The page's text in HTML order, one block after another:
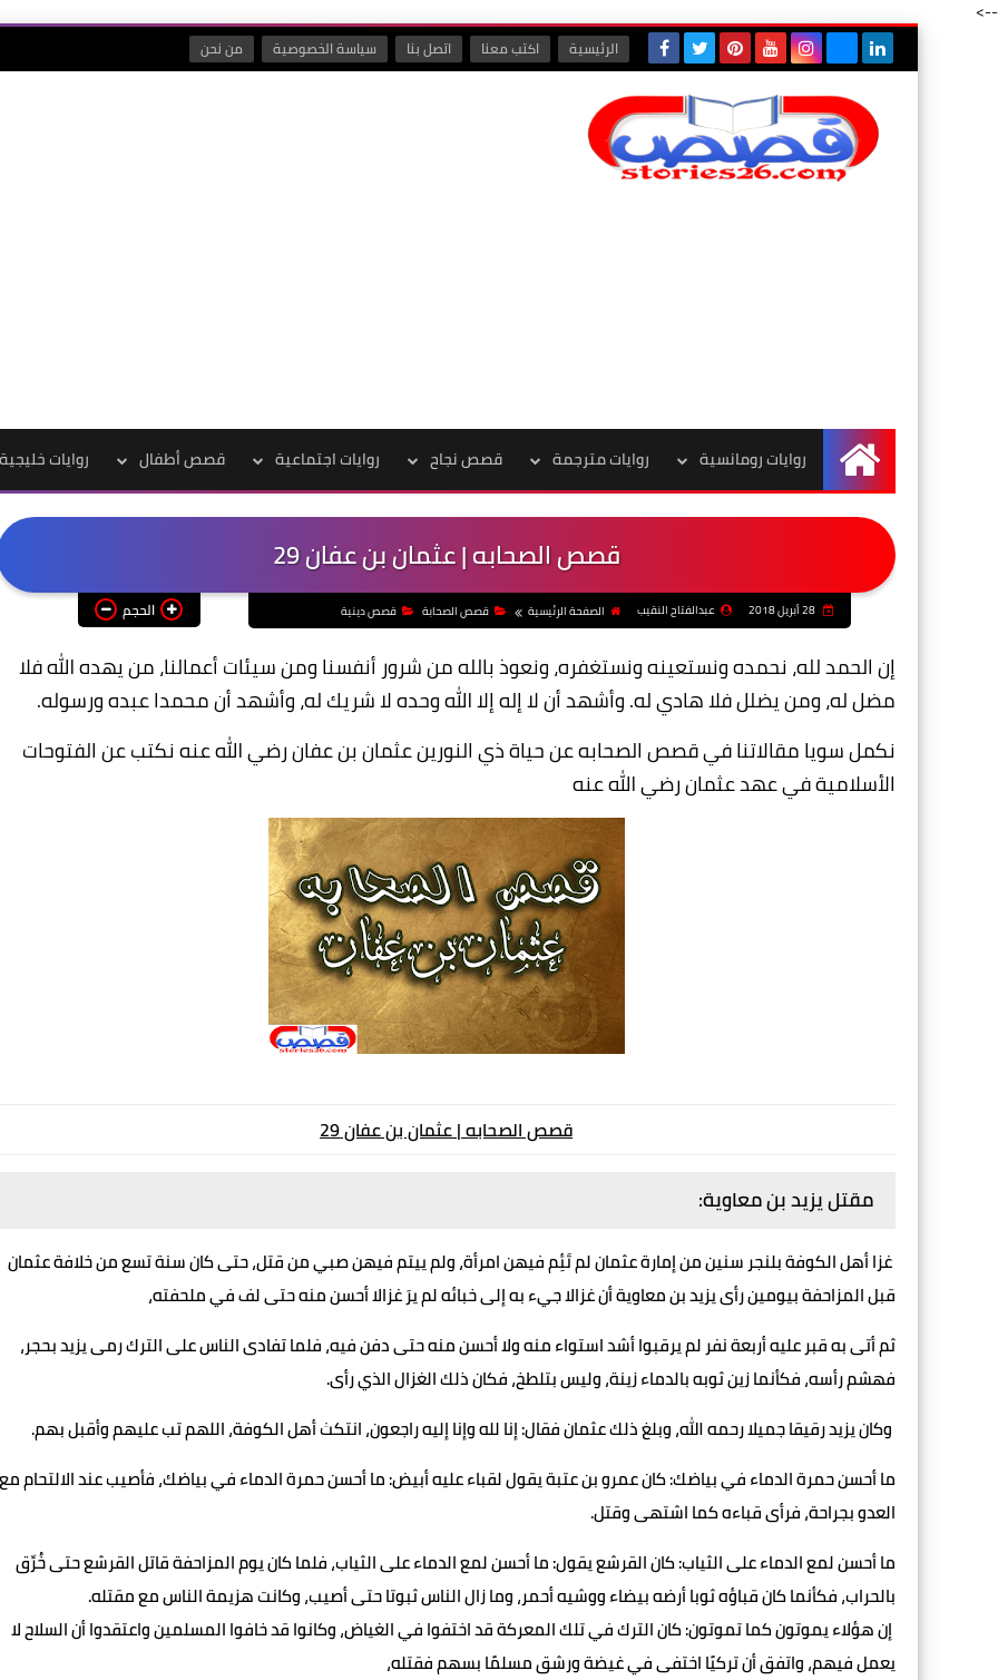
-->
الرئيسية اكتب معنا اتصل بنا سياسة الخصوصية من نحن
الرئيسية
روايات رومانسية روايات مترجمة قصص نجاح روايات اجتماعية قصص أطفال روايات خليجية
قصص الصحابه | عثمان بن عفان 29
28 أبريل 2018 عبدالفتاح النقيب الصفحة الرئيسية قصص الصحابة قصص دينية الحجم
إن الحمد لله، نحمده ونستعينه ونستغفره، ونعوذ بالله من شرور أنفسنا ومن سيئات أعمالنا، من يهده الله فلا
مضل له، ومن يضلل فلا هادي له. وأشهد أن لا إله إلا الله وحده لا شريك له، وأشهد أن محمدا عبده ورسوله.
نكمل سويا مقالاتنا في قصص الصحابه عن حياة ذي النورين عثمان بن عفانرضي الله عنه نكتب عن الفتوحات
الأسلامية في عهد عثمان رضي الله عنه
قصص الصحابه | عثمان بن عفان 29
مقتل يزيد بن معاوية:
غزا أهل الكوفة بلنجر سنين من إمارة عثمان لم تَئِم فيهن امرأة، ولم ييتم فيهن صبي من قتل، حتى كان سنة تسع من خلافة عثمان
قبل المزاحفة بيومين رأى يزيد بن معاوية أن غزالا جيء به إلى خبائه لم يرَ غزالا أحسن منه حتى لف في ملحفته،
ثم أتى به قبر عليه أربعة نفر لم يرقبوا أشد استواء منه ولا أحسن منه حتى دفن فيه، فلما تفادى الناس على الترك رمى يزيد بحجر،
فهشم رأسه، فكأنما زين ثوبه بالدماء زينة، وليس بتلطخ،فكان ذلك الغزال الذي رأى.
وكان يزيد رقيقا جميلا رحمه الله، وبلغ ذلك عثمان فقال: إنا لله وإنا إليه راجعون، انتكث أهل الكوفة، اللهم تب عليهم وأقبل بهم.
ما أحسن حمرة الدماء في بياضك: كان عمرو بن عتبة يقول لقباء عليه أبيض: ما أحسن حمرة الدماء في بياضك، فأصيب عند الالتحام مع
العدو بجراحة، فرأى قباءه كما اشتهى وقتل.
ما أحسن لمع الدماء على الثياب: كان القرشع يقول: ما أحسن لمع الدماء على الثياب، فلما كان يوم المزاحفة قاتل القرشع حتى خُرِّق
بالحراب، فكأنما كان قباؤه ثوبا أرضه بيضاء ووشيه أحمر، وما زال الناس ثبوتا حتى أصيب، وكانت هزيمة الناس مع مقتله.
إن هؤلاء يموتون كما تموتون: كان الترك في تلك المعركة قد اختفوا في الغياض، وكانوا قد خافوا المسلمين واعتقدوا أن السلاح لا
يعمل فيهم، واتفق أن تركيًا اختفى في غيضة ورشق مسلمًا بسهم فقتله،